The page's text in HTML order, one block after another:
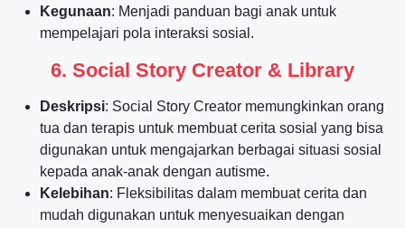
Kegunaan: Menjadi panduan bagi anak untuk
mempelajari pola interaksi sosial.
6. Social Story Creator & Library
Deskripsi: Social Story Creator memungkinkan orang
tua dan terapis untuk membuat cerita sosial yang bisa
digunakan untuk mengajarkan berbagai situasi sosial
kepada anak-anak dengan autisme.
Kelebihan: Fleksibilitas dalam membuat cerita dan
mudah digunakan untuk menyesuaikan dengan